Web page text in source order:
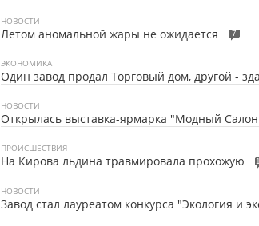
НОВОСТИ
Летом аномальной жары не ожидается 7
ЭКОНОМИКА
Один завод продал Торговый дом, другой -
НОВОСТИ
Открылась выставка-ярмарка "Модный
ПРОИСШЕСТВИЯ
На Кирова льдина травмировала прохожую
НОВОСТИ
Завод стал лауреатом конкурса "Экология и